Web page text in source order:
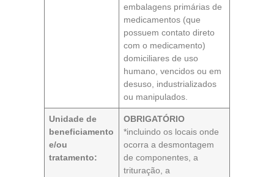
embalagens primárias de
medicamentos (que
possuem contato direto
com o medicamento)
domiciliares de uso
humano, vencidos ou em
desuso, industrializados
ou manipulados.
Unidade de
beneficiamento
e/ou
tratamento:
OBRIGATÓRIO
*incluindo os locais onde
ocorra a desmontagem
de componentes, a
trituração, a